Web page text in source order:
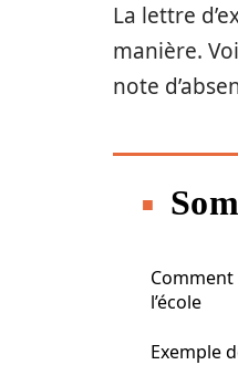
La lettre
manière.
note
l’école
Exemple